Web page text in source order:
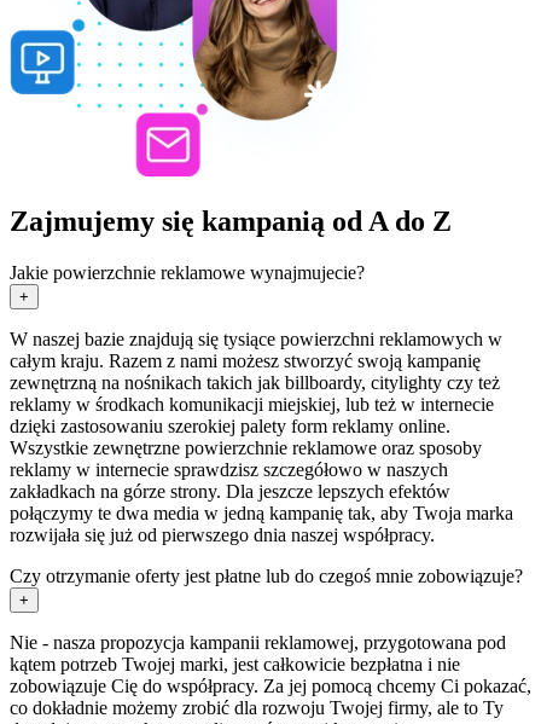
Zajmujemy się kampanią od A do Z
Jakie powierzchnie reklamowe wynajmujecie?
+
W naszej bazie znajdują się tysiące powierzchni reklamowych w
całym kraju. Razem z nami możesz stworzyć swoją kampanię
zewnętrzną na nośnikach takich jak billboardy, citylighty czy też
reklamy w środkach komunikacji miejskiej, lub też w internecie
dzięki zastosowaniu szerokiej palety form reklamy online.
Wszystkie zewnętrzne powierzchnie reklamowe oraz sposoby
reklamy w internecie sprawdzisz szczegółowo w naszych
zakładkach na górze strony. Dla jeszcze lepszych efektów
połączymy te dwa media w jedną kampanię tak, aby Twoja marka
rozwijała się już od pierwszego dnia naszej współpracy.
Czy otrzymanie oferty jest płatne lub do czegoś mnie zobowiązuje?
+
Nie - nasza propozycja kampanii reklamowej, przygotowana pod
kątem potrzeb Twojej marki, jest całkowicie bezpłatna i nie
zobowiązuje Cię do współpracy. Za jej pomocą chcemy Ci pokazać,
co dokładnie możemy zrobić dla rozwoju Twojej firmy, ale to Ty